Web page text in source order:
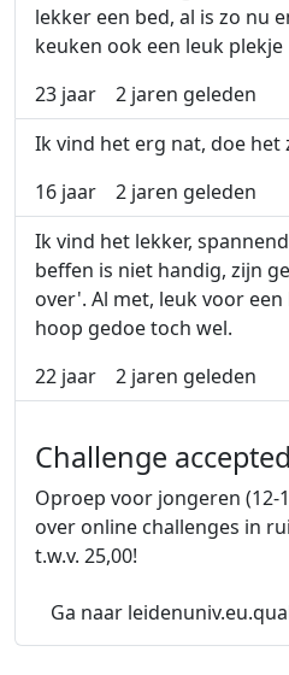
lekker een bed, al is zo nu
keuken ook een leuk plekje
23 jaar
2 jaren geleden
Ik vind het erg nat, doe het
16 jaar
2 jaren geleden
Ik vind het lekker,
beffen is niet handig, zijn
over'. Al met, leuk voor
hoop gedoe toch wel.
22 jaar
2 jaren geleden
Challenge
Oproep voor jongeren (12-
over online challenges in
t.w.v. 25,00!
Ga naar